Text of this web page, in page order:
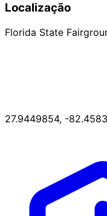
Localização
Florida State
27.9449854, -